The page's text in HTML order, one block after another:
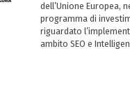
dell’Unione Europea,
programma di
riguardato
ambito SEO e